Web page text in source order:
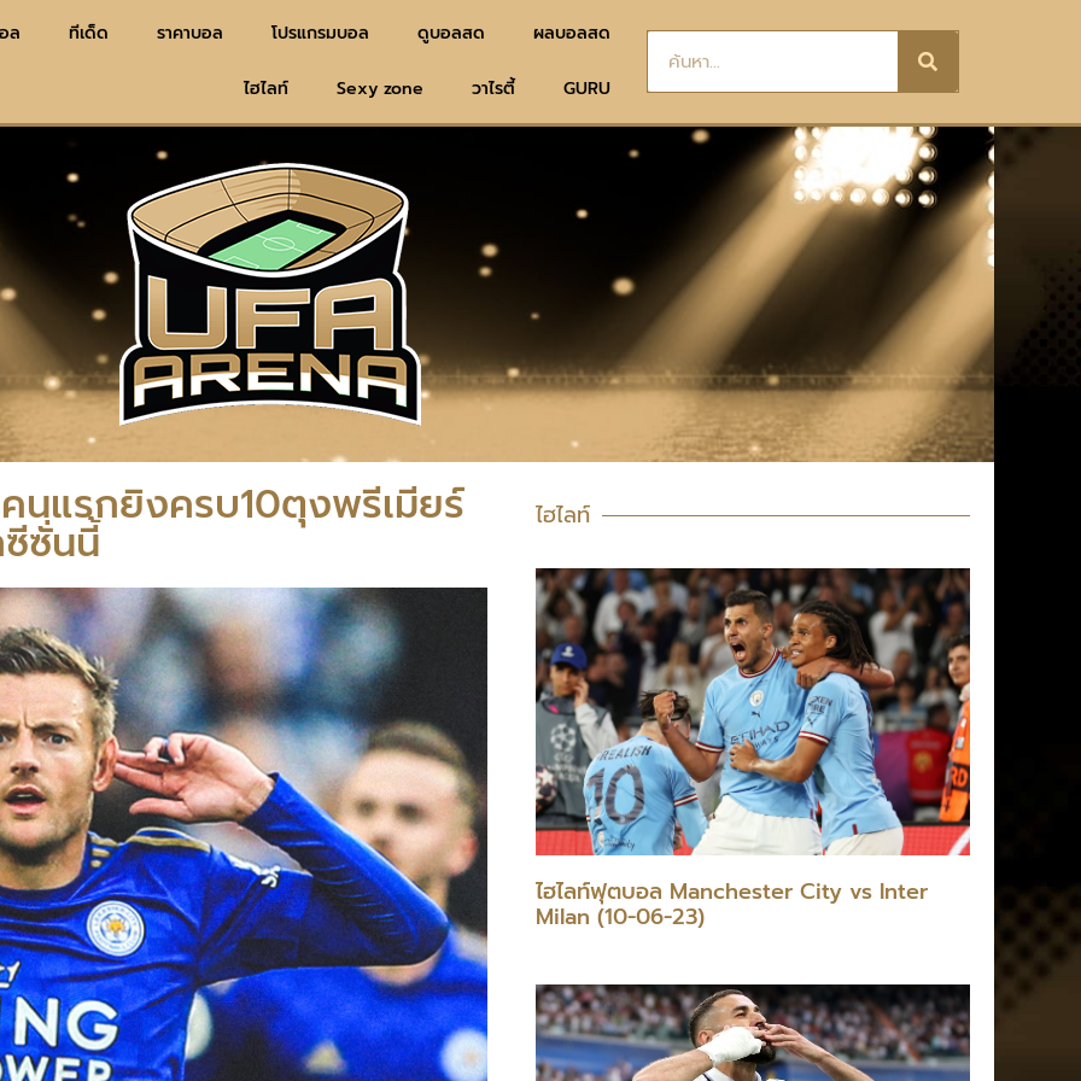
ล ทีเด็ด ราคาบอล โปรแกรมบอล ดูบอลสด ผลบอลสด
ไฮไลท์ Sexy zone วาไรตี้ GURU
นแรกยิงครบ10ตุงพรีเมียร์
ซั่นนี้ ไฮไลท์
ไฮไลท์ฟุตบอล Manchester City vs Inter
Milan (10-06-23)